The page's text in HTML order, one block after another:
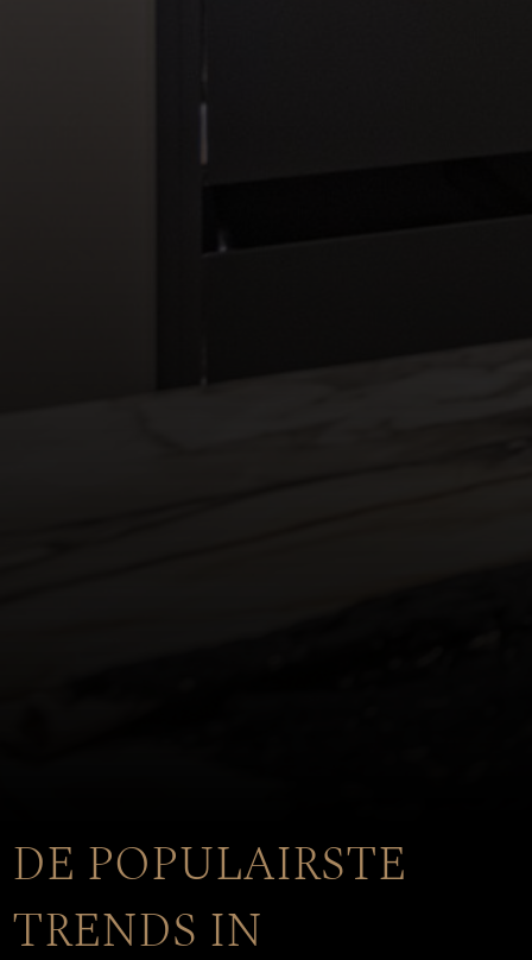
DE POPULAIRSTE
TRENDS IN